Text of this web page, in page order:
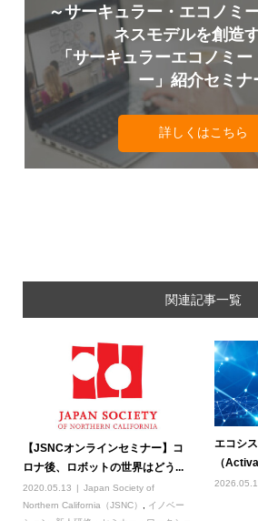
～サーキュラー・エコノミ
ネスモデルを創造
「サーキュラーエコノミー
ー」紹介セミナ
詳しくはこちら
関連記事一覧
【JSNCオンラインセミナー】コ
ロナ後、ロボットの世界はどう...
2020.05.13
Japan Society of
Northern California（JSNC）
イノベー
エコシ
（